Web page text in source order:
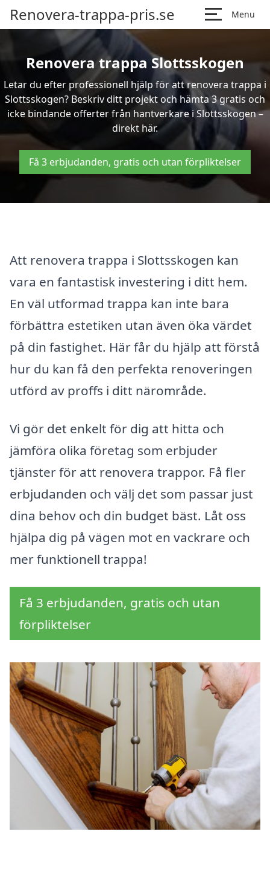
Renovera-trappa-pris.se Menu
Renovera trappa Slottsskogen
Letar du efter professionell hjälp för att renovera trappa i
Slottsskogen? Beskriv ditt projekt och hämta 3 gratis och
icke bindande offerter från hantverkare i Slottsskogen –
direkt här.
Få 3 erbjudanden, gratis och utan förpliktelser
Att renovera trappa i Slottsskogen kan
vara en fantastisk investering i ditt hem.
En väl utformad trappa kan inte bara
förbättra estetiken utan även öka värdet
på din fastighet. Här får du hjälp att förstå
hur du kan få den perfekta renoveringen
utförd av proffs i ditt närområde.
Vi gör det enkelt för dig att hitta och
jämföra olika företag som erbjuder
tjänster för att renovera trappor. Få fler
erbjudanden och välj det som passar just
dina behov och din budget bäst. Låt oss
hjälpa dig på vägen mot en vackrare och
mer funktionell trappa!
Få 3 erbjudanden, gratis och utan
förpliktelser